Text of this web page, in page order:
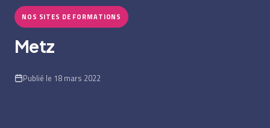
NOS SITES DE FORMATIONS
Metz
Publié le 18 mars 2022